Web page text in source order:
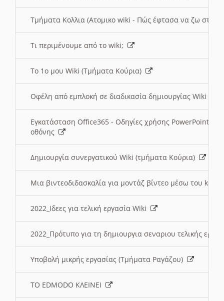
Τμήματα Κολλια (Ατομικο wiki - Πώς έφτασα να ζω στην
Τι περιμένουμε από το wiki;
Το 1ο μου Wiki (Τμήματα Κούρια)
Οφέλη από εμπλοκή σε διαδικασία δημιουργίας Wiki
Εγκατάσταση Office365 - Οδηγίες χρήσης PowerPoint
οθόνης
Δημιουργία συνεργατικού Wiki (τμήματα Κούρια)
Μια βιντεοδιδασκαλία για μοντάζ βίντεο μέσω του
2022_Ιδεες για τελική εργασία Wiki
2022_Πρότυπο για τη δημιουργια σεναριου τελικής
Υποβολή μικρής εργασίας (Τμήματα Ραγάζου)
ΤΟ EDMODO ΚΛΕΙΝΕΙ